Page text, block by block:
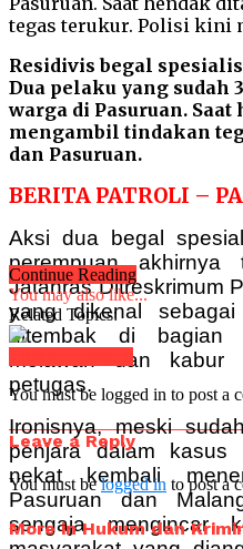
Residivis begal
Dua pelaku yang
warga di Pasuruan.
mengambil tindakan
dan Pasuruan.
BERITA PATROLI –
Aksi dua begal
perempuan
Jatanras Ditreskrimum
yang dikenal
ditembak di bagian
melawan dan kabur
petugas.
Ironisnya, meski
penjara dalam kasus
nekat kembali
Pasuruan dan
sengaja mengincar
Continue Reading
You may also like...
Related Topics:
You must be logged in to post a
Leave a Reply
You must belogged in to post a
More in Hukum dan